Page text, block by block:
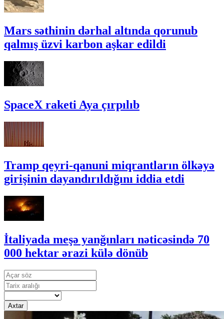
Mars səthinin dərhal altında qorunub
qalmış üzvi karbon aşkar edildi
SpaceX raketi Aya çırpılıb
Tramp qeyri-qanuni miqrantların ölkəyə
girişinin dayandırıldığını iddia etdi
İtaliyada meşə yanğınları nəticəsində 70
000 hektar ərazi külə dönüb
Axtar